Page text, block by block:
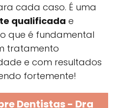
cada caso. É uma
qualificada e
que é fundamental
tratamento
e com resultados
fortemente!
Dentistas - Dra